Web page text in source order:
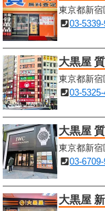
東京都新
03-
大黒屋
東京都新
03-
大黒屋
東京都新
03-
大黒屋